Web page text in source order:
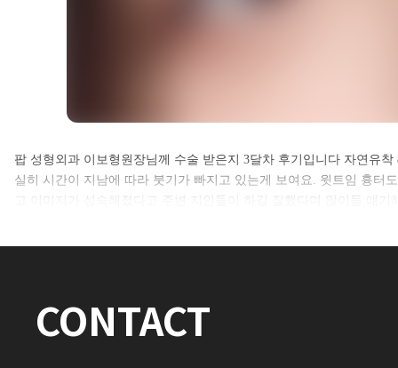
셀카후기 전체 내용은
로그인 후 확인하실 수 있습니다.
팝 성형외과 이보형원장님께 수술 받은지 3달차 후기입니다 자연유
실히 시간이 지남에 따라 붓기가 빠지고 있는게 보여요. 윗트임 흉터
고 이미지가 성숙해졌다고 주변 지인들이 하길 잘했다며 많이들 얘
CONTACT